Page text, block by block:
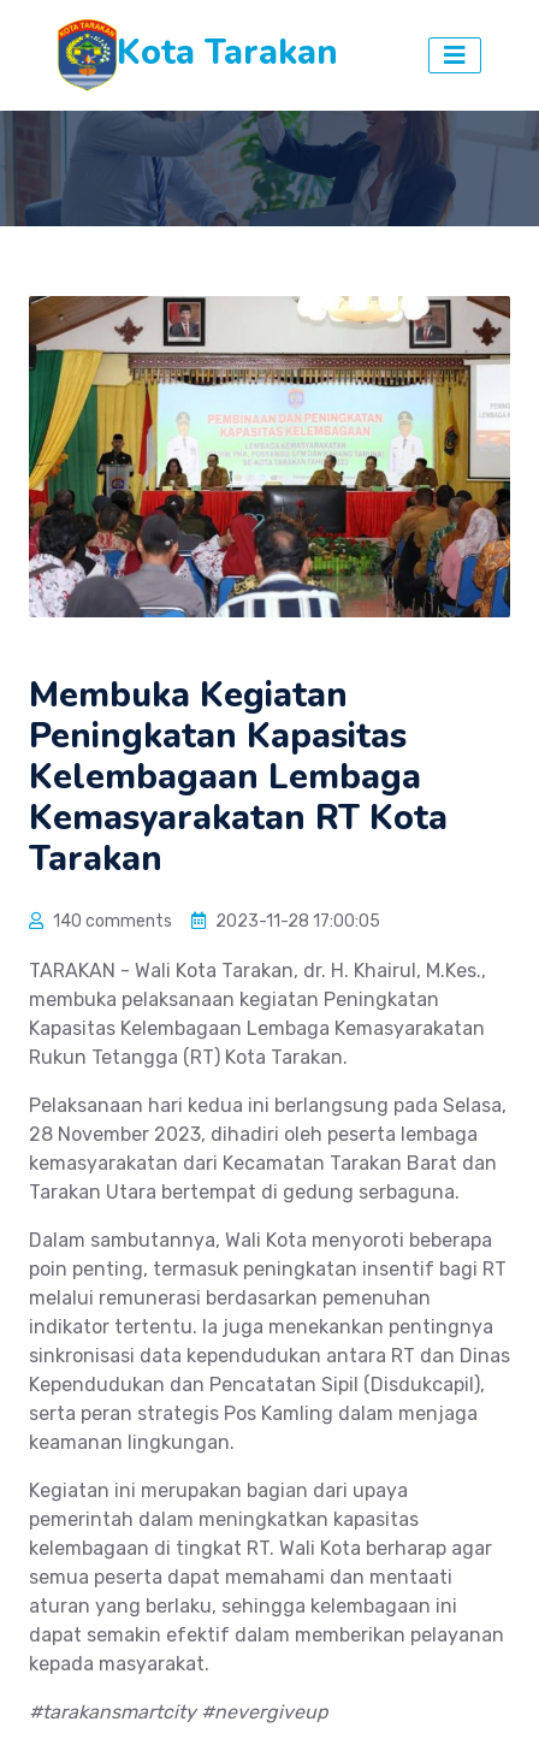
Kota Tarakan
Membuka Kegiatan
Peningkatan Kapasitas
Kelembagaan Lembaga
Kemasyarakatan RT Kota
Tarakan
140 comments 2023-11-28 17:00:05
TARAKAN - Wali Kota Tarakan, dr. H. Khairul, M.Kes.,
membuka pelaksanaan kegiatan Peningkatan
Kapasitas Kelembagaan Lembaga Kemasyarakatan
Rukun Tetangga (RT) Kota Tarakan.
Pelaksanaan hari kedua ini berlangsung pada Selasa,
28 November 2023, dihadiri oleh peserta lembaga
kemasyarakatan dari Kecamatan Tarakan Barat dan
Tarakan Utara bertempat di gedung serbaguna.
Dalam sambutannya, Wali Kota menyoroti beberapa
poin penting, termasuk peningkatan insentif bagi RT
melalui remunerasi berdasarkan pemenuhan
indikator tertentu. Ia juga menekankan pentingnya
sinkronisasi data kependudukan antara RT dan Dinas
Kependudukan dan Pencatatan Sipil (Disdukcapil),
serta peran strategis Pos Kamling dalam menjaga
keamanan lingkungan.
Kegiatan ini merupakan bagian dari upaya
pemerintah dalam meningkatkan kapasitas
kelembagaan di tingkat RT. Wali Kota berharap agar
semua peserta dapat memahami dan mentaati
aturan yang berlaku, sehingga kelembagaan ini
dapat semakin efektif dalam memberikan pelayanan
kepada masyarakat.
#tarakansmartcity #nevergiveup